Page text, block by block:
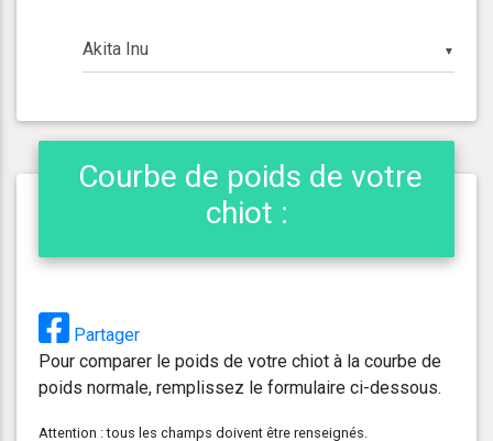
▼
Courbe de poids de votre
chiot :
Partager
Pour comparer le poids de votre chiot à la courbe de
poids normale, remplissez le formulaire ci-dessous.
Attention : tous les champs doivent être renseignés.